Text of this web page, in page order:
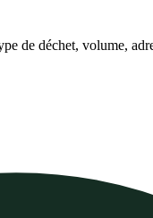
déchet, volume,